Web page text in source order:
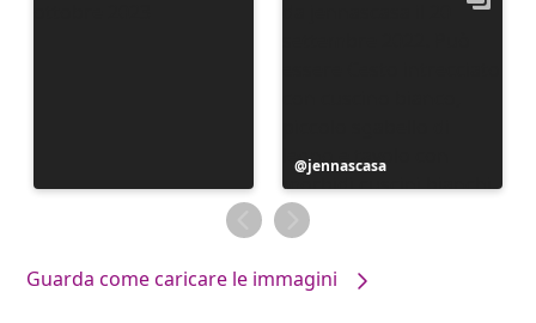
Post
pubblicato
da
jennascasa
Guarda come caricare le immagini